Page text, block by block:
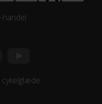
handel
cykelglæde